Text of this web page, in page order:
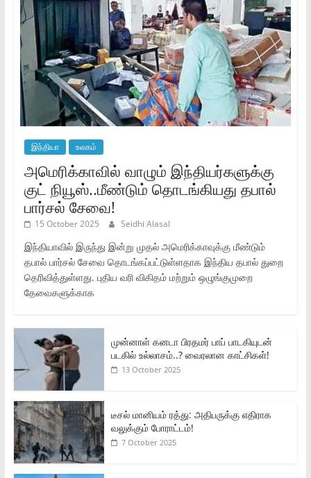
இந்தியா உலகம்
அமெரிக்காவில் வாழும் இந்தியர்களுக்கு
குட் நியூஸ்..மீண்டும் தொடங்கியது தபால்
பார்சல் சேவை!
15 October 2025 Seidhi Alasal
இந்தியாவில் இருந்து இன்று முதல் அமெரிக்காவுக்கு மீண்டும்
தபால் பார்சல் சேவை தொடங்கப்பட்டுள்ளதாக இந்திய தபால் துறை
தெரிவித்துள்ளது. புதிய வரி விகிதம் மற்றும் ஒழுங்குமுறை
தேவைகளுக்காக
முன்னாள் கனடா பிரதமர் பாப் பாடகியுடன்
படகில் உல்லாசம்..? வைரலான காட்சிகள்!
13 October 2025
டீசல் மானியம் ரத்து: அதிபருக்கு எதிராக
வலுக்கும் போராட்டம்!
7 October 2025